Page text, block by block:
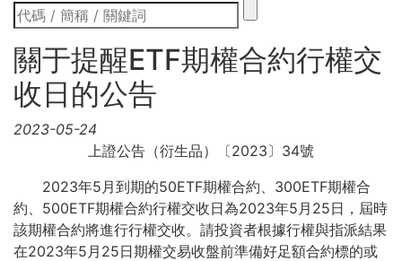
關于提醒ETF期權合約行權交
收日的公告
2023-05-24
上證公告（衍生品）〔2023〕34號
2023年5月到期的50ETF期權合約、300ETF期權合
約、500ETF期權合約行權交收日為2023年5月25日，屆時
該期權合約將進行行權交收。請投資者根據行權與指派結果
在2023年5月25日期權交易收盤前準備好足額合約標的或